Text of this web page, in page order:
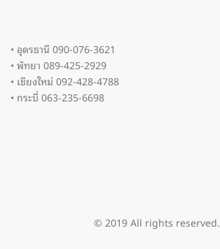
• อุดรธานี 090-076-3621
• พัทยา 089-425-2929
• เชียงใหม่ 092-428-4788
• กระบี่ 063-235-6698
© 2019 All rights reserved.